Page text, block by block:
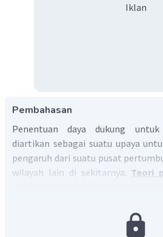
Iklan
Pembahasan
Penentuan daya dukung
diartikan sebagai suatu upaya
pengaruh dari suatu pusat
wilayah lain di sekitarnya. Teori
untuk menentukan pusat
wilayah dapat dilihat dari berbagai